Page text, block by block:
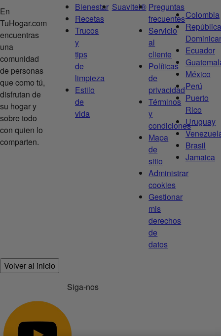
En
TuHogar.com
encuentras
una
comunidad
de personas
que como tú,
disfrutan de
su hogar y
sobre todo
con quien lo
comparten.
Bienestar
Recetas
Trucos
y
tips
de
limpieza
Estilo
de
vida
Suavitel® Preguntas
frecuentes
Servicio
al
cliente
Políticas
de
privacidad
Términos
y
condiciones
Mapa
de
sitio
Administrar
cookies
Gestionar
mis
derechos
de
datos
Colombia
República
Ecuador
México
Perú
Puerto
Rico
Uruguay
Brasil
Jamaica
Volver al inicio
Siga-nos